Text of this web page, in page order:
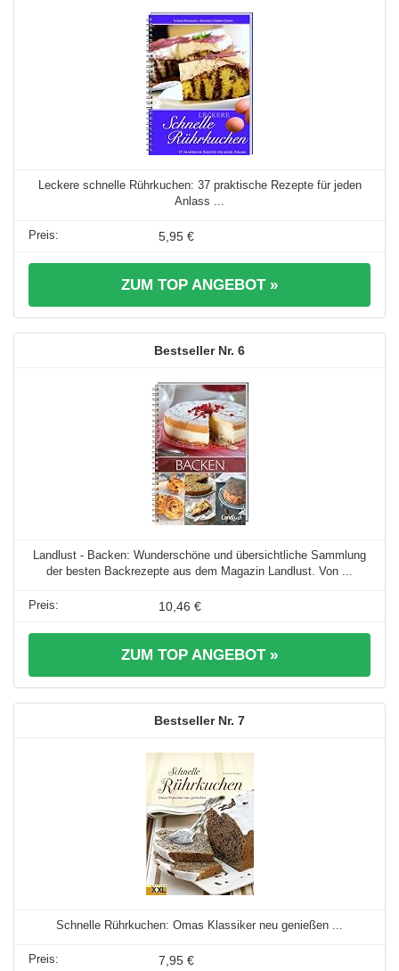
Leckere schnelle Rührkuchen: 37 praktische Rezepte für jeden
Anlass ...
5,95 €
ZUM TOP ANGEBOT »
6
Landlust - Backen: Wunderschöne und übersichtliche Sammlung
der besten Backrezepte aus dem Magazin Landlust. Von ...
10,46 €
ZUM TOP ANGEBOT »
7
Schnelle Rührkuchen: Omas Klassiker neu genießen ...
7,95 €